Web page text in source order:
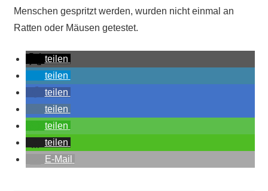
Menschen gespritzt werden, wurden nicht einmal an
Ratten oder Mäusen getestet.
teilen
teilen
teilen
teilen
teilen
teilen
E-Mail